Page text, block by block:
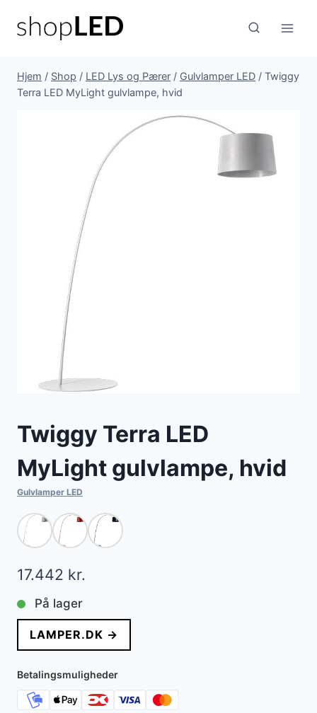
Hjem / Shop / LED Lys og Pærer / Gulvlamper LED / Twiggy
Terra LED MyLight gulvlampe, hvid
Twiggy Terra LED
MyLight gulvlampe, hvid
Gulvlamper LED
17.442 kr.
På lager
LAMPER.DK →
Betalingsmuligheder